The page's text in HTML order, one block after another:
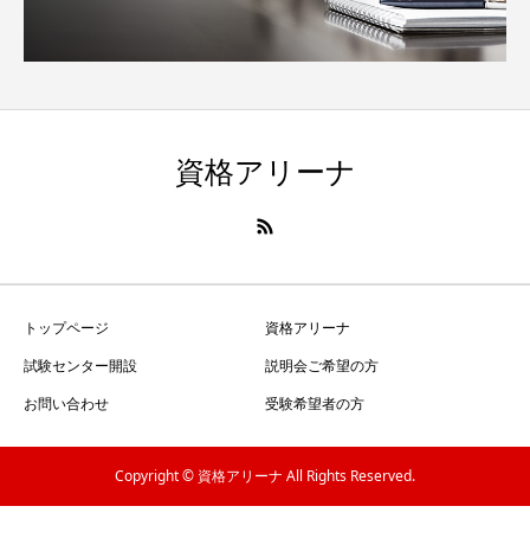
資格アリーナ
トップページ
資格アリーナ
試験センター開設
説明会ご希望の方
お問い合わせ
受験希望者の方
Copyright © 資格アリーナ All Rights Reserved.